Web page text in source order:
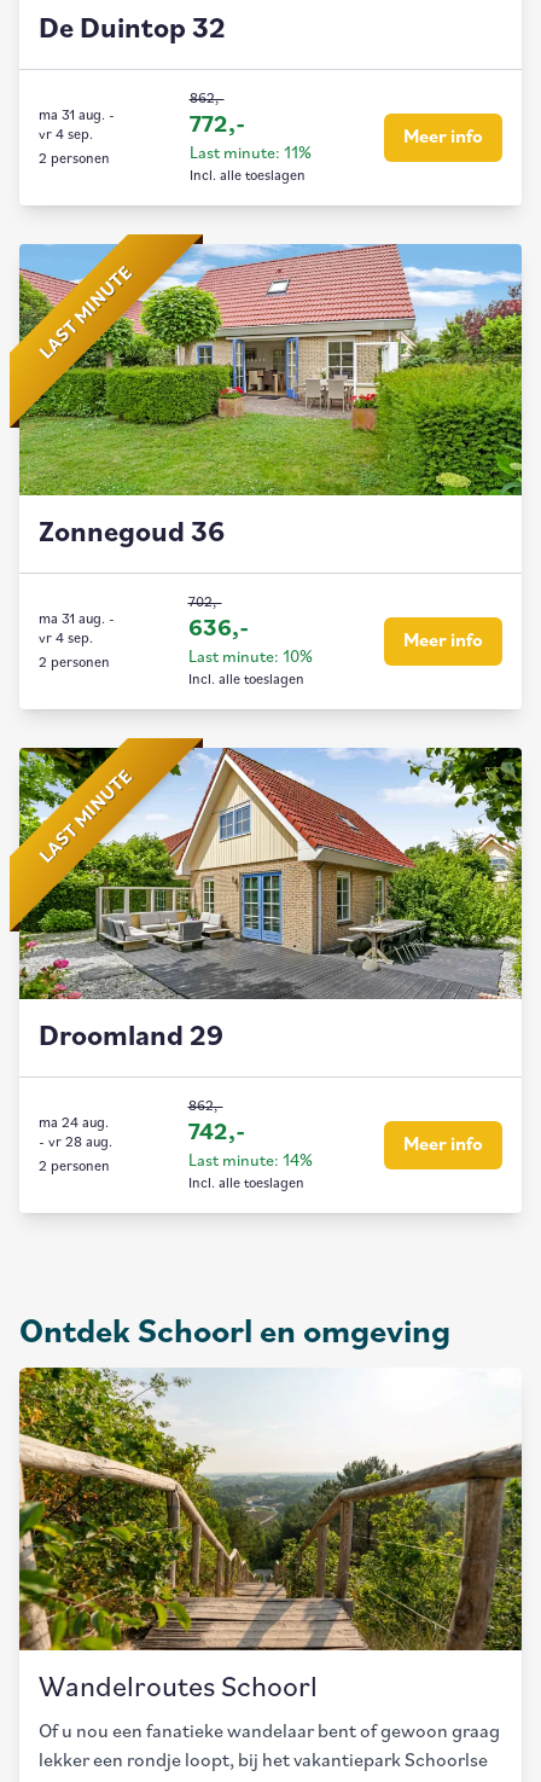
De Duintop 32
862,-
772,-
Last minute: 11%
Incl. alle toeslagen
ma 31 aug. -
vr 4 sep.
2 personen
Meer info
LAST MINUTE
Zonnegoud 36
702,-
636,-
Last minute: 10%
Incl. alle toeslagen
ma 31 aug. -
vr 4 sep.
2 personen
Meer info
LAST MINUTE
Droomland 29
862,-
742,-
Last minute: 14%
Incl. alle toeslagen
ma 24 aug.
- vr 28 aug.
2 personen
Meer info
Ontdek Schoorl en omgeving
Wandelroutes Schoorl
Of u nou een fanatieke wandelaar bent of gewoon graag
lekker een rondje loopt, bij het vakantiepark Schoorlse